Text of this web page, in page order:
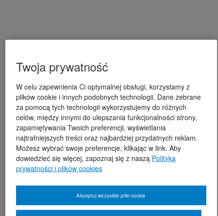
Twoja prywatność
W celu zapewnienia Ci optymalnej obsługi, korzystamy z
plików cookie i innych podobnych technologii. Dane zebrane
za pomocą tych technologii wykorzystujemy do różnych
celów, między innymi do ulepszania funkcjonalności strony,
zapamiętywania Twoich preferencji, wyświetlania
najtrafniejszych treści oraz najbardziej przydatnych reklam.
Możesz wybrać swoje preferencje, klikając w link. Aby
dowiedzieć się więcej, zapoznaj się z naszą Polityką
prywatności i plików cookies
Akceptuj wszystkie pliki cookie